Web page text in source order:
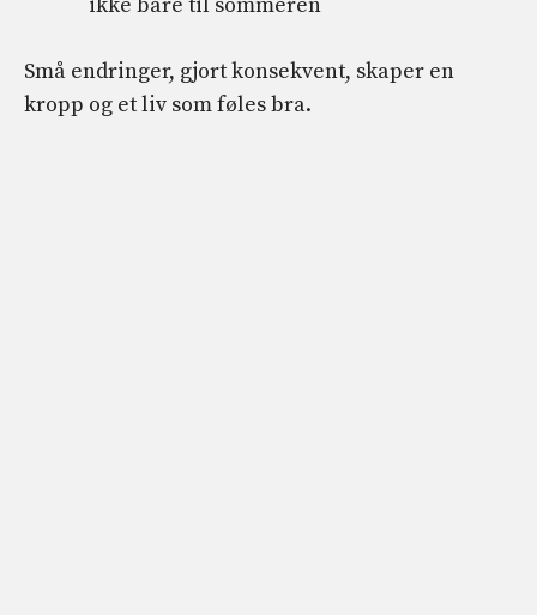
Små endringer, gjort konsekvent, skaper en
kropp og et liv som føles bra.